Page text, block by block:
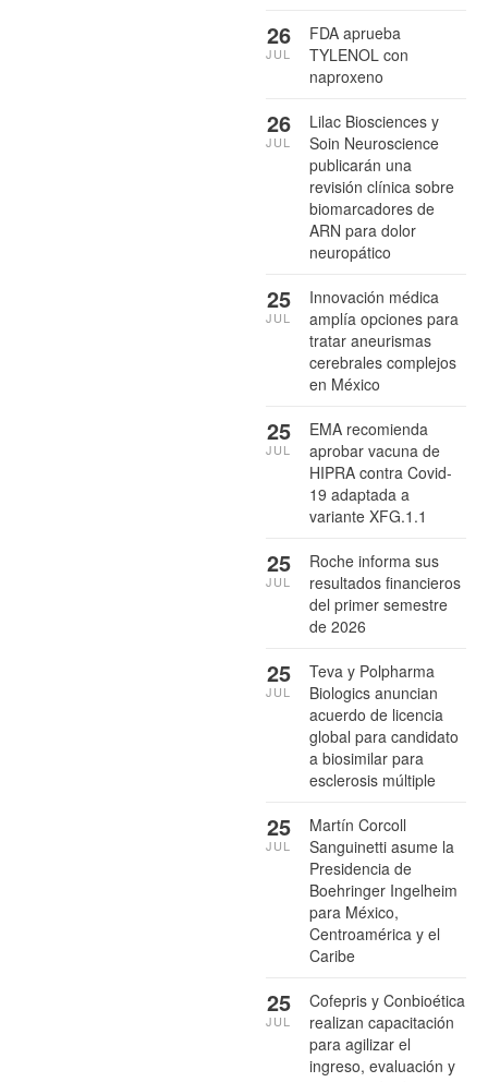
FDA aprueba
TYLENOL con
naproxeno
26
JUL
Lilac Biosciences y
Soin Neuroscience
publicarán una
revisión clínica sobre
biomarcadores de
ARN para dolor
neuropático
26
JUL
Innovación médica
amplía opciones para
tratar aneurismas
cerebrales complejos
en México
25
JUL
EMA recomienda
aprobar vacuna de
HIPRA contra Covid-
19 adaptada a
variante XFG.1.1
25
JUL
Roche informa sus
resultados financieros
del primer semestre
de 2026
25
JUL
Teva y Polpharma
Biologics anuncian
acuerdo de licencia
global para candidato
a biosimilar para
esclerosis múltiple
25
JUL
Martín Corcoll
Sanguinetti asume la
Presidencia de
Boehringer Ingelheim
para México,
Centroamérica y el
Caribe
25
JUL
Cofepris y Conbioética
realizan capacitación
para agilizar el
ingreso, evaluación y
25
JUL